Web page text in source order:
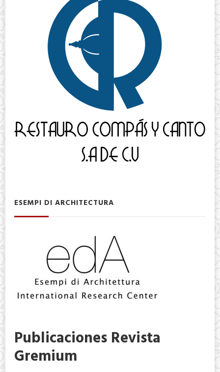
ESEMPI DI ARCHITECTURA
Publicaciones Revista
Gremium